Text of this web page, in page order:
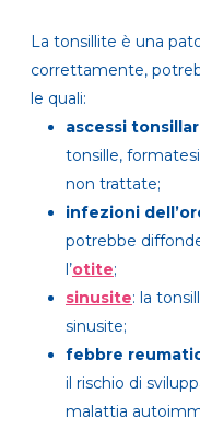
La tonsillite è una
correttamente,
le quali:
ascessi
tonsille,
non trattate;
infezioni
potrebbe
l’otite;
sinusite: la
sinusite;
febbre
il rischio di
malattia